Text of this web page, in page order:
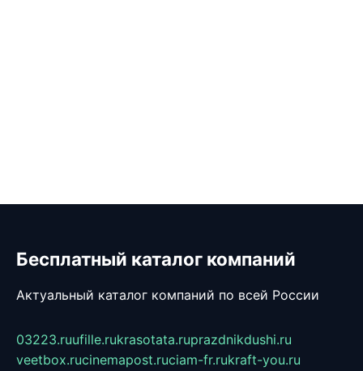
Бесплатный каталог компаний
Актуальный каталог компаний по всей России
03223.ruufille.rukrasotata.ruprazdnikdushi.ru
veetbox.rucinemapost.ruciam-fr.rukraft-you.ru